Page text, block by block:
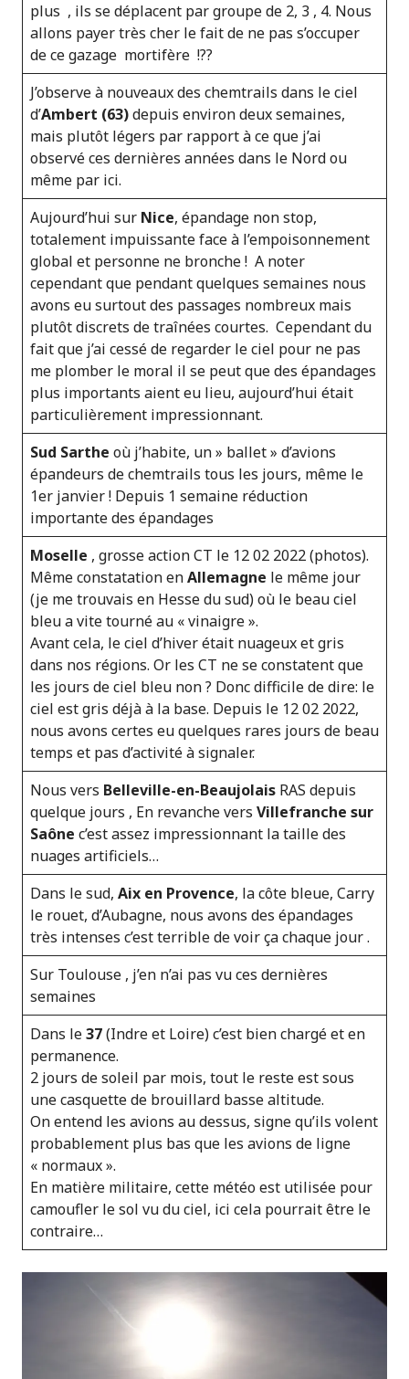
plus , ils se déplacent par groupe de 2, 3 , 4. Nous
allons payer très cher le fait de ne pas s’occuper
de ce gazage mortifère !??
J’observe à nouveaux des chemtrails dans le ciel
d’Ambert (63)depuis environ deux semaines,
mais plutôt légers par rapport à ce que j’ai
observé ces dernières années dans le Nord ou
même par ici.
Aujourd’hui sur Nice, épandage non stop,
totalement impuissante face à l’empoisonnement
global et personne ne bronche ! A noter
cependant que pendant quelques semaines nous
avons eu surtout des passages nombreux mais
plutôt discrets de traînées courtes. Cependant du
fait que j’ai cessé de regarder le ciel pour ne pas
me plomber le moral il se peut que des épandages
plus importants aient eu lieu, aujourd’hui était
particulièrement impressionnant.
Sud Sarthe où j’habite, un » ballet » d’avions
épandeurs de chemtrails tous les jours, même le
1er janvier ! Depuis 1 semaine réduction
importante des épandages
Moselle , grosse action CT le 12 02 2022 (photos).
Même constatation enAllemagne le même jour
(je me trouvais en Hesse du sud) où le beau ciel
bleu a vite tourné au « vinaigre ».
Avant cela, le ciel d’hiver était nuageux et gris
dans nos régions. Or les CT ne se constatent que
les jours de ciel bleu non ? Donc difficile de dire: le
ciel est gris déjà à la base. Depuis le 12 02 2022,
nous avons certes eu quelques rares jours de beau
temps et pas d’activité à signaler.
Nous vers Belleville-en-Beaujolais RAS depuis
quelque jours , En revanche vers Villefranche sur
Saône c’est assez impressionnant la taille des
nuages artificiels…
Dans le sud, Aix en Provence, la côte bleue, Carry
le rouet, d’Aubagne, nous avons des épandages
très intenses c’est terrible de voir ça chaque jour .
Sur Toulouse , j’en n’ai pas vu ces dernières
semaines
Dans le37(Indre et Loire) c’est bien chargé et en
permanence.
2 jours de soleil par mois, tout le reste est sous
une casquette de brouillard basse altitude.
On entend les avions au dessus, signe qu’ils volent
probablement plus bas que les avions de ligne
« normaux ».
En matière militaire, cette météo est utilisée pour
camoufler le sol vu du ciel, ici cela pourrait être le
contraire…